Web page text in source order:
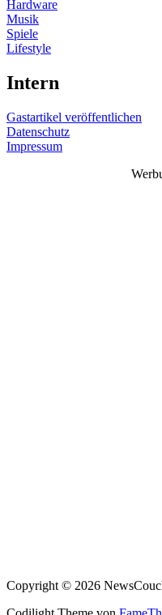
Hardware
Musik
Spiele
Lifestyle
Intern
Gastartikel veröffentlichen
Datenschutz
Impressum
Copyright © 2026